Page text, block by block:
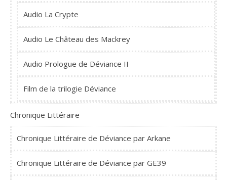
Audio La Crypte
Audio Le Château des Mackrey
Audio Prologue de Déviance II
Film de la trilogie Déviance
Chronique Littéraire
Chronique Littéraire de Déviance par Arkane
Chronique Littéraire de Déviance par GE39